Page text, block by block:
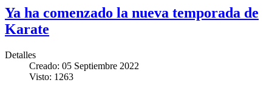
Ya ha comenzado la nueva temporada de
Karate
Detalles
Creado: 05 Septiembre 2022
Visto: 1263